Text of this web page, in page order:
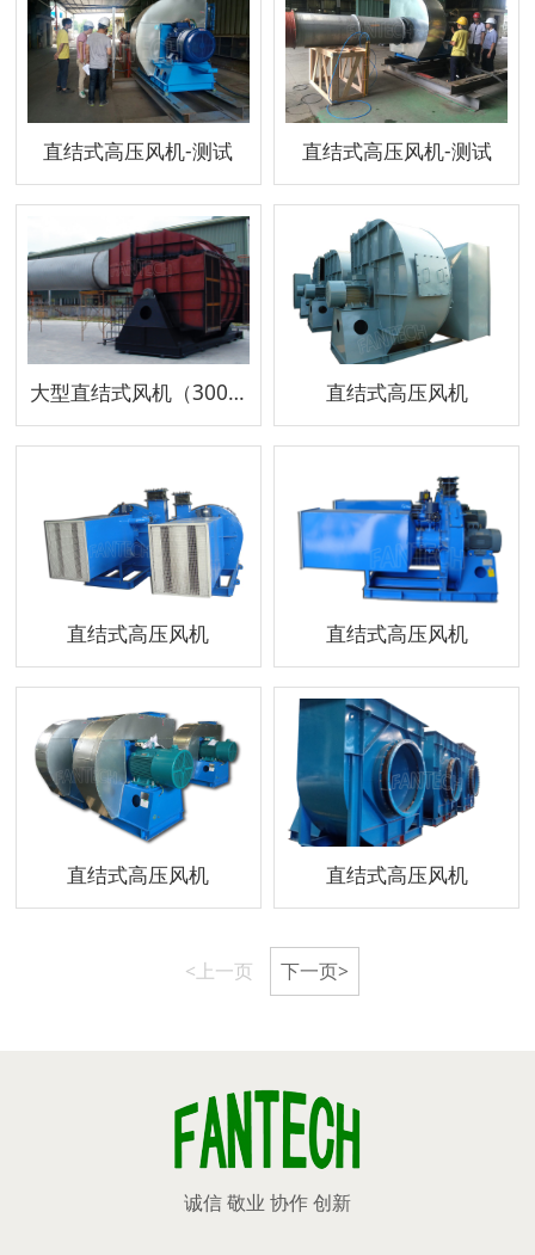
直结式高压风机-测试 直结式高压风机-测试
大型直结式风机（300KW）-测试 直结式高压风机
直结式高压风机 直结式高压风机
直结式高压风机 直结式高压风机
<上一页 下一页>
诚信 敬业 协作 创新